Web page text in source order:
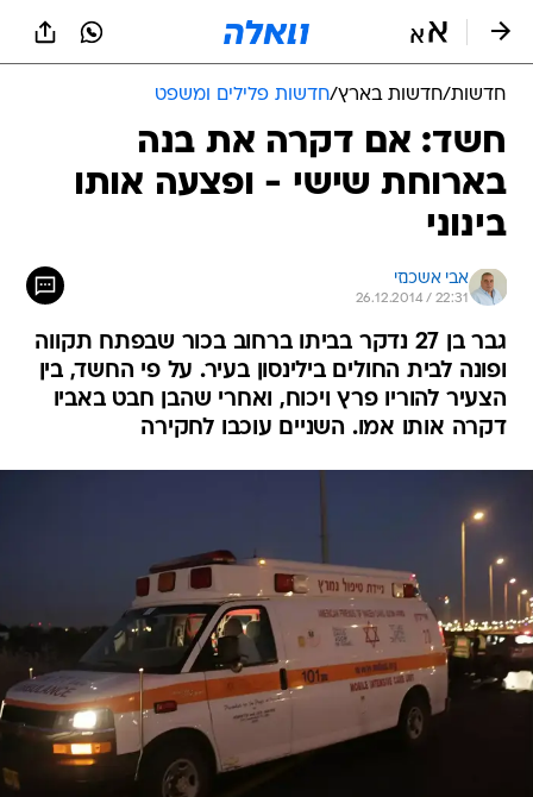
חדשות/חדשות בארץ/חדשות פלילים ומשפט
חשד: אם דקרה את בנה
בארוחת שישי - ופצעה אותו
בינוני
אבי אשכנזי
26.12.2014 / 22:31
גבר בן 27 נדקר בביתו ברחוב בכור שבפתח תקווה
ופונה לבית החולים בילינסון בעיר. על פי החשד, בין
הצעיר להוריו פרץ ויכוח, ואחרי שהבן חבט באביו
דקרה אותו אמו. השניים עוכבו לחקירה